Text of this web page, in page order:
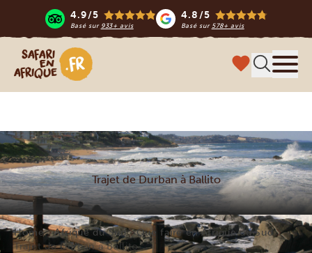
4.9/5
Basé sur 933+ avis
4.8/5
Basé sur 578+ avis
Safari en Afrique
Trajet de Durban à Ballito
Home Afrique du Sud
Que faire en Afrique du Sud
Trajet de Durban à Ballito